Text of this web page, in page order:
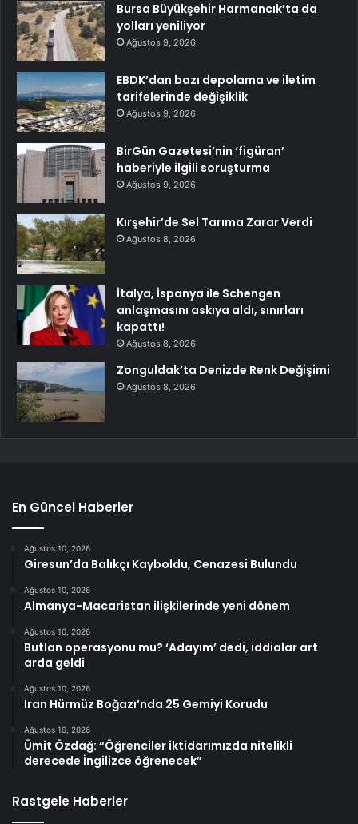
Bursa Büyükşehir Harmancık’ta da
yolları yeniliyor
Ağustos 9, 2026
EBDK’dan bazı depolama ve iletim
tarifelerinde değişiklik
Ağustos 9, 2026
BirGün Gazetesi’nin ‘figüran’
haberiyle ilgili soruşturma
Ağustos 9, 2026
Kırşehir’de Sel Tarıma Zarar Verdi
Ağustos 8, 2026
İtalya, İspanya ile Schengen
anlaşmasını askıya aldı, sınırları
kapattı!
Ağustos 8, 2026
Zonguldak’ta Denizde Renk Değişimi
Ağustos 8, 2026
En Güncel Haberler
Ağustos 10, 2026
Giresun’da Balıkçı Kayboldu, Cenazesi Bulundu
Ağustos 10, 2026
Almanya-Macaristan ilişkilerinde yeni dönem
Ağustos 10, 2026
Butlan operasyonu mu? ‘Adayım’ dedi, iddialar art
arda geldi
Ağustos 10, 2026
İran Hürmüz Boğazı’nda 25 Gemiyi Korudu
Ağustos 10, 2026
Ümit Özdağ: “Öğrenciler iktidarımızda nitelikli
derecede İngilizce öğrenecek”
Rastgele Haberler